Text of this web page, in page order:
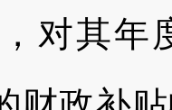
对其年